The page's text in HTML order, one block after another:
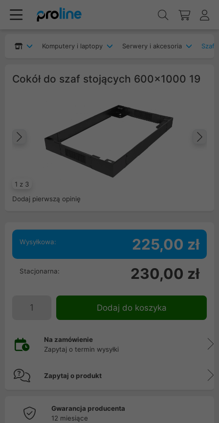
Komputery i laptopy Serwery i akcesoria
Cokół do szaf stojących 600x1000 19
1 z 3
Poprzedni
Dodaj pierwszą opinię
Wysyłkowa: 225,00 zł
Stacjonarna: 230,00 zł
Dodaj do koszyka
Na zamówienie
Zapytaj o termin wysyłki
Zapytaj o produkt
Gwarancja producenta
12 miesiące